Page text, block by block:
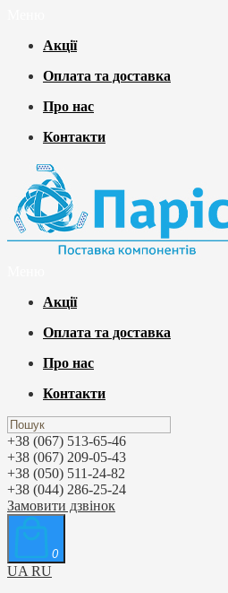
Акції
Оплата та доставка
Про нас
Контакти
Акції
Оплата та доставка
Про нас
Контакти
+38 (067) 513-65-46
+38 (067) 209-05-43
+38 (050) 511-24-82
+38 (044) 286-25-24
Замовити дзвінок
0
UA RU